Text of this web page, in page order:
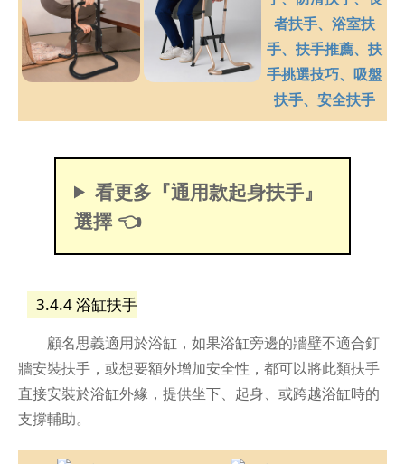
看更多『通用款起身扶手』
選擇 👈
3.4.4 浴缸扶手
顧名思義適用於浴缸，如果浴缸旁邊的牆壁不適合釘
牆安裝扶手，或想要額外增加安全性，都可以將此類扶手
直接安裝於浴缸外緣，提供坐下、起身、或跨越浴缸時的
支撐輔助。